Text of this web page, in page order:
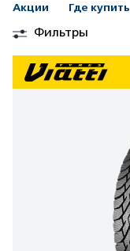
Акции Где купить
Фильтры